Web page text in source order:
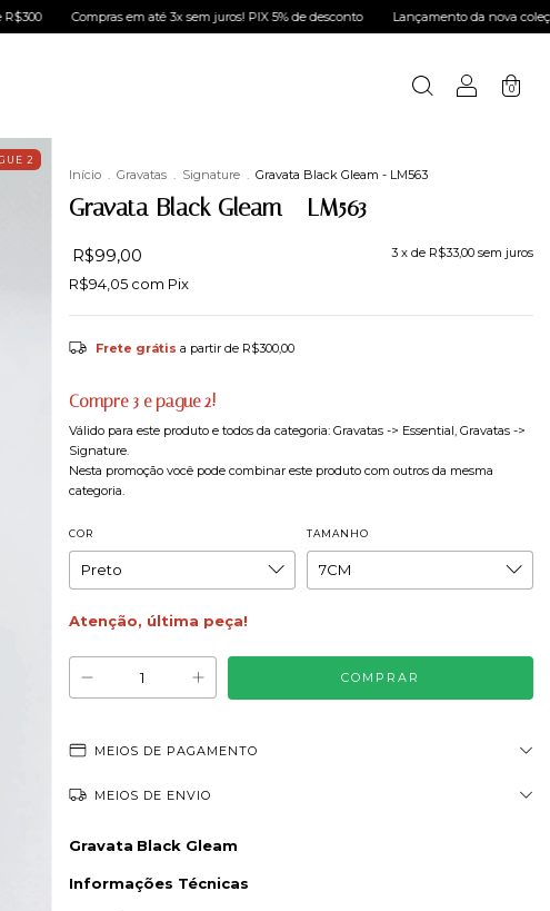
em até 3x sem juros! PIX 5% de desconto Lançamento da nova coleção LUCE, o
0
2
Início . Gravatas . Signature . Gravata Black Gleam - LM563
Gravata Black Gleam - LM563
R$99,00 3 x de R$33,00 sem juros
R$94,05 com Pix
Frete grátis a partir de R$300,00
Compre 3 e pague 2!
Válido para este produto e todos da categoria: Gravatas -> Essential, Gravatas ->
Signature.
Nesta promoção você pode combinar este produto com outros da mesma
categoria.
COR TAMANHO
Atenção, última peça!
MEIOS DE PAGAMENTO
MEIOS DE ENVIO
Gravata Black Gleam
Informações Técnicas